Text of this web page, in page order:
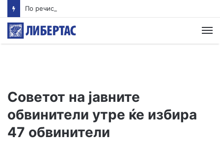
Советот на јавните
обвинители утре ќе избира
47 обвинители